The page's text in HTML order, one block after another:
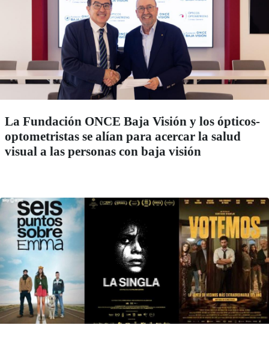
La Fundación ONCE Baja Visión y los ópticos-
optometristas se alían para acercar la salud
visual a las personas con baja visión